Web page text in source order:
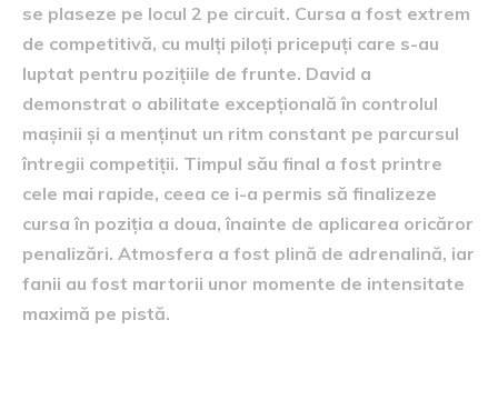
se plaseze pe locul 2 pe circuit. Cursa a fost extrem
de competitivă, cu mulți piloți pricepuți care s-au
luptat pentru pozițiile de frunte. David a
demonstrat o abilitate excepțională în controlul
mașinii și a menținut un ritm constant pe parcursul
întregii competiții. Timpul său final a fost printre
cele mai rapide, ceea ce i-a permis să finalizeze
cursa în poziția a doua, înainte de aplicarea oricăror
penalizări. Atmosfera a fost plină de adrenalină, iar
fanii au fost martorii unor momente de intensitate
maximă pe pistă.